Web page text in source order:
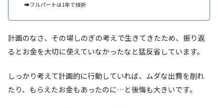
➡フルパートは1年で挫折
計画のなさ、その場しのぎの考えで生きてきたため、振り返
るとお金を大切に使えていなかったなと猛反省しています。
しっかり考えて計画的に行動していれば、ムダな出費を削れ
たり、もらえたお金もあったのに…と後悔も大きいです。